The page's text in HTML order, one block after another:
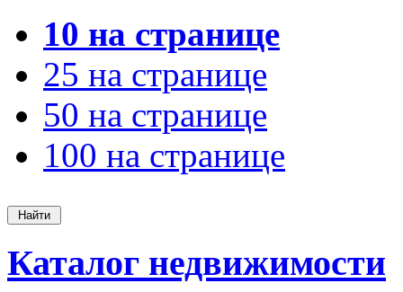
10 на странице
25 на странице
50 на странице
100 на странице
Каталог недвижимости